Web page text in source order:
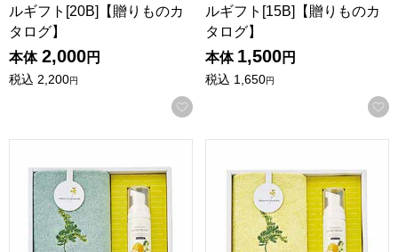
ルギフト[20B]【贈りものカ
タログ】
本体 2,000円
税込 2,200円
お気に入りに登録する
ルギフト[15B]【贈りものカ
タログ】
本体 1,500円
税込 1,650円